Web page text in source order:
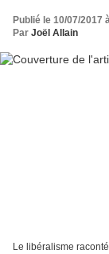
Publié le 10/07/2017
Par Joël Allain
Le libéralisme